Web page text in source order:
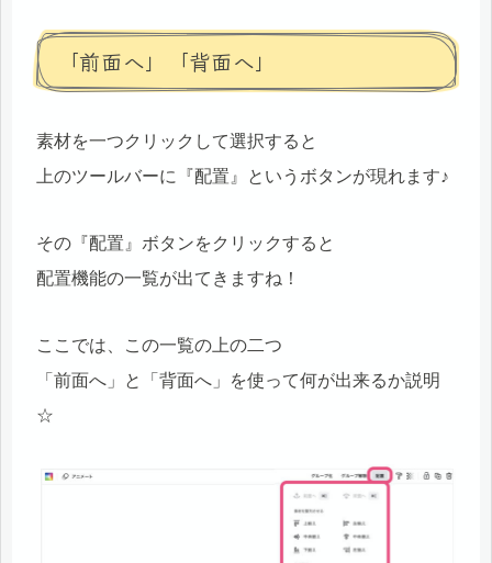
「前面へ」「背面へ」
素材を一つクリックして選択すると
上のツールバーに『配置』というボタンが現れます♪
その『配置』ボタンをクリックすると
配置機能の一覧が出てきますね！
ここでは、この一覧の上の二つ
「前面へ」と「背面へ」を使って何が出来るか説明
☆